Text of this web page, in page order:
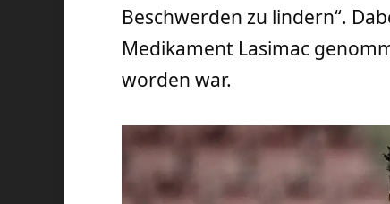
Beschwerden zu lindern“.
Medikament Lasimac
worden war.